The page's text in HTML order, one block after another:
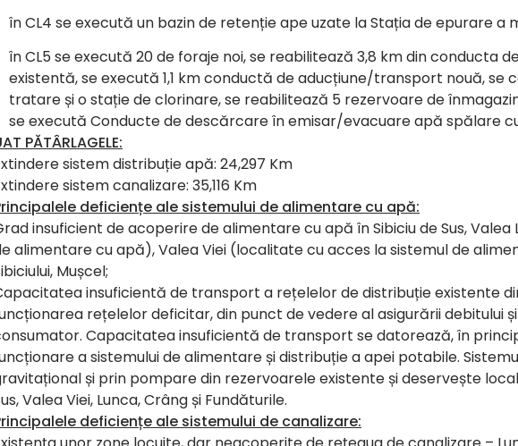
în CL4 se execută un bazin de retenție ape uzate la Stația de epurare a
în CL5 se execută 20 de foraje noi, se reabilitează 3,8 km din conducta
existentă, se execută 1,1 km conductă de aducțiune/transport nouă, se
tratare și o stație de clorinare, se reabilitează 5 rezervoare de
se execută Conducte de descărcare în emisar/evacuare apă spălare
PĂTÂRLAGELE:
sistem distribuție apă: 24,297 Km
sistem canalizare: 35,116 Km
deficiențe ale sistemului de alimentare cu apă:
insuficient de acoperire de alimentare cu apă în Sibiciu de Sus,
alimentare cu apă), Valea Viei (localitate cu acces la sistemul de
Mușcel;
insuficientă de transport a rețelelor de distribuție existente
rețelelor deficitar, din punct de vedere al asigurării debitului
Capacitatea insuficientă de transport se datorează, în
a sistemului de alimentare și distribuție a apei potabile.
și prin pompare din rezervoarele existente și deservește
Valea Viei, Lunca, Crâng și Fundăturile.
deficiențe ale sistemului de canalizare: